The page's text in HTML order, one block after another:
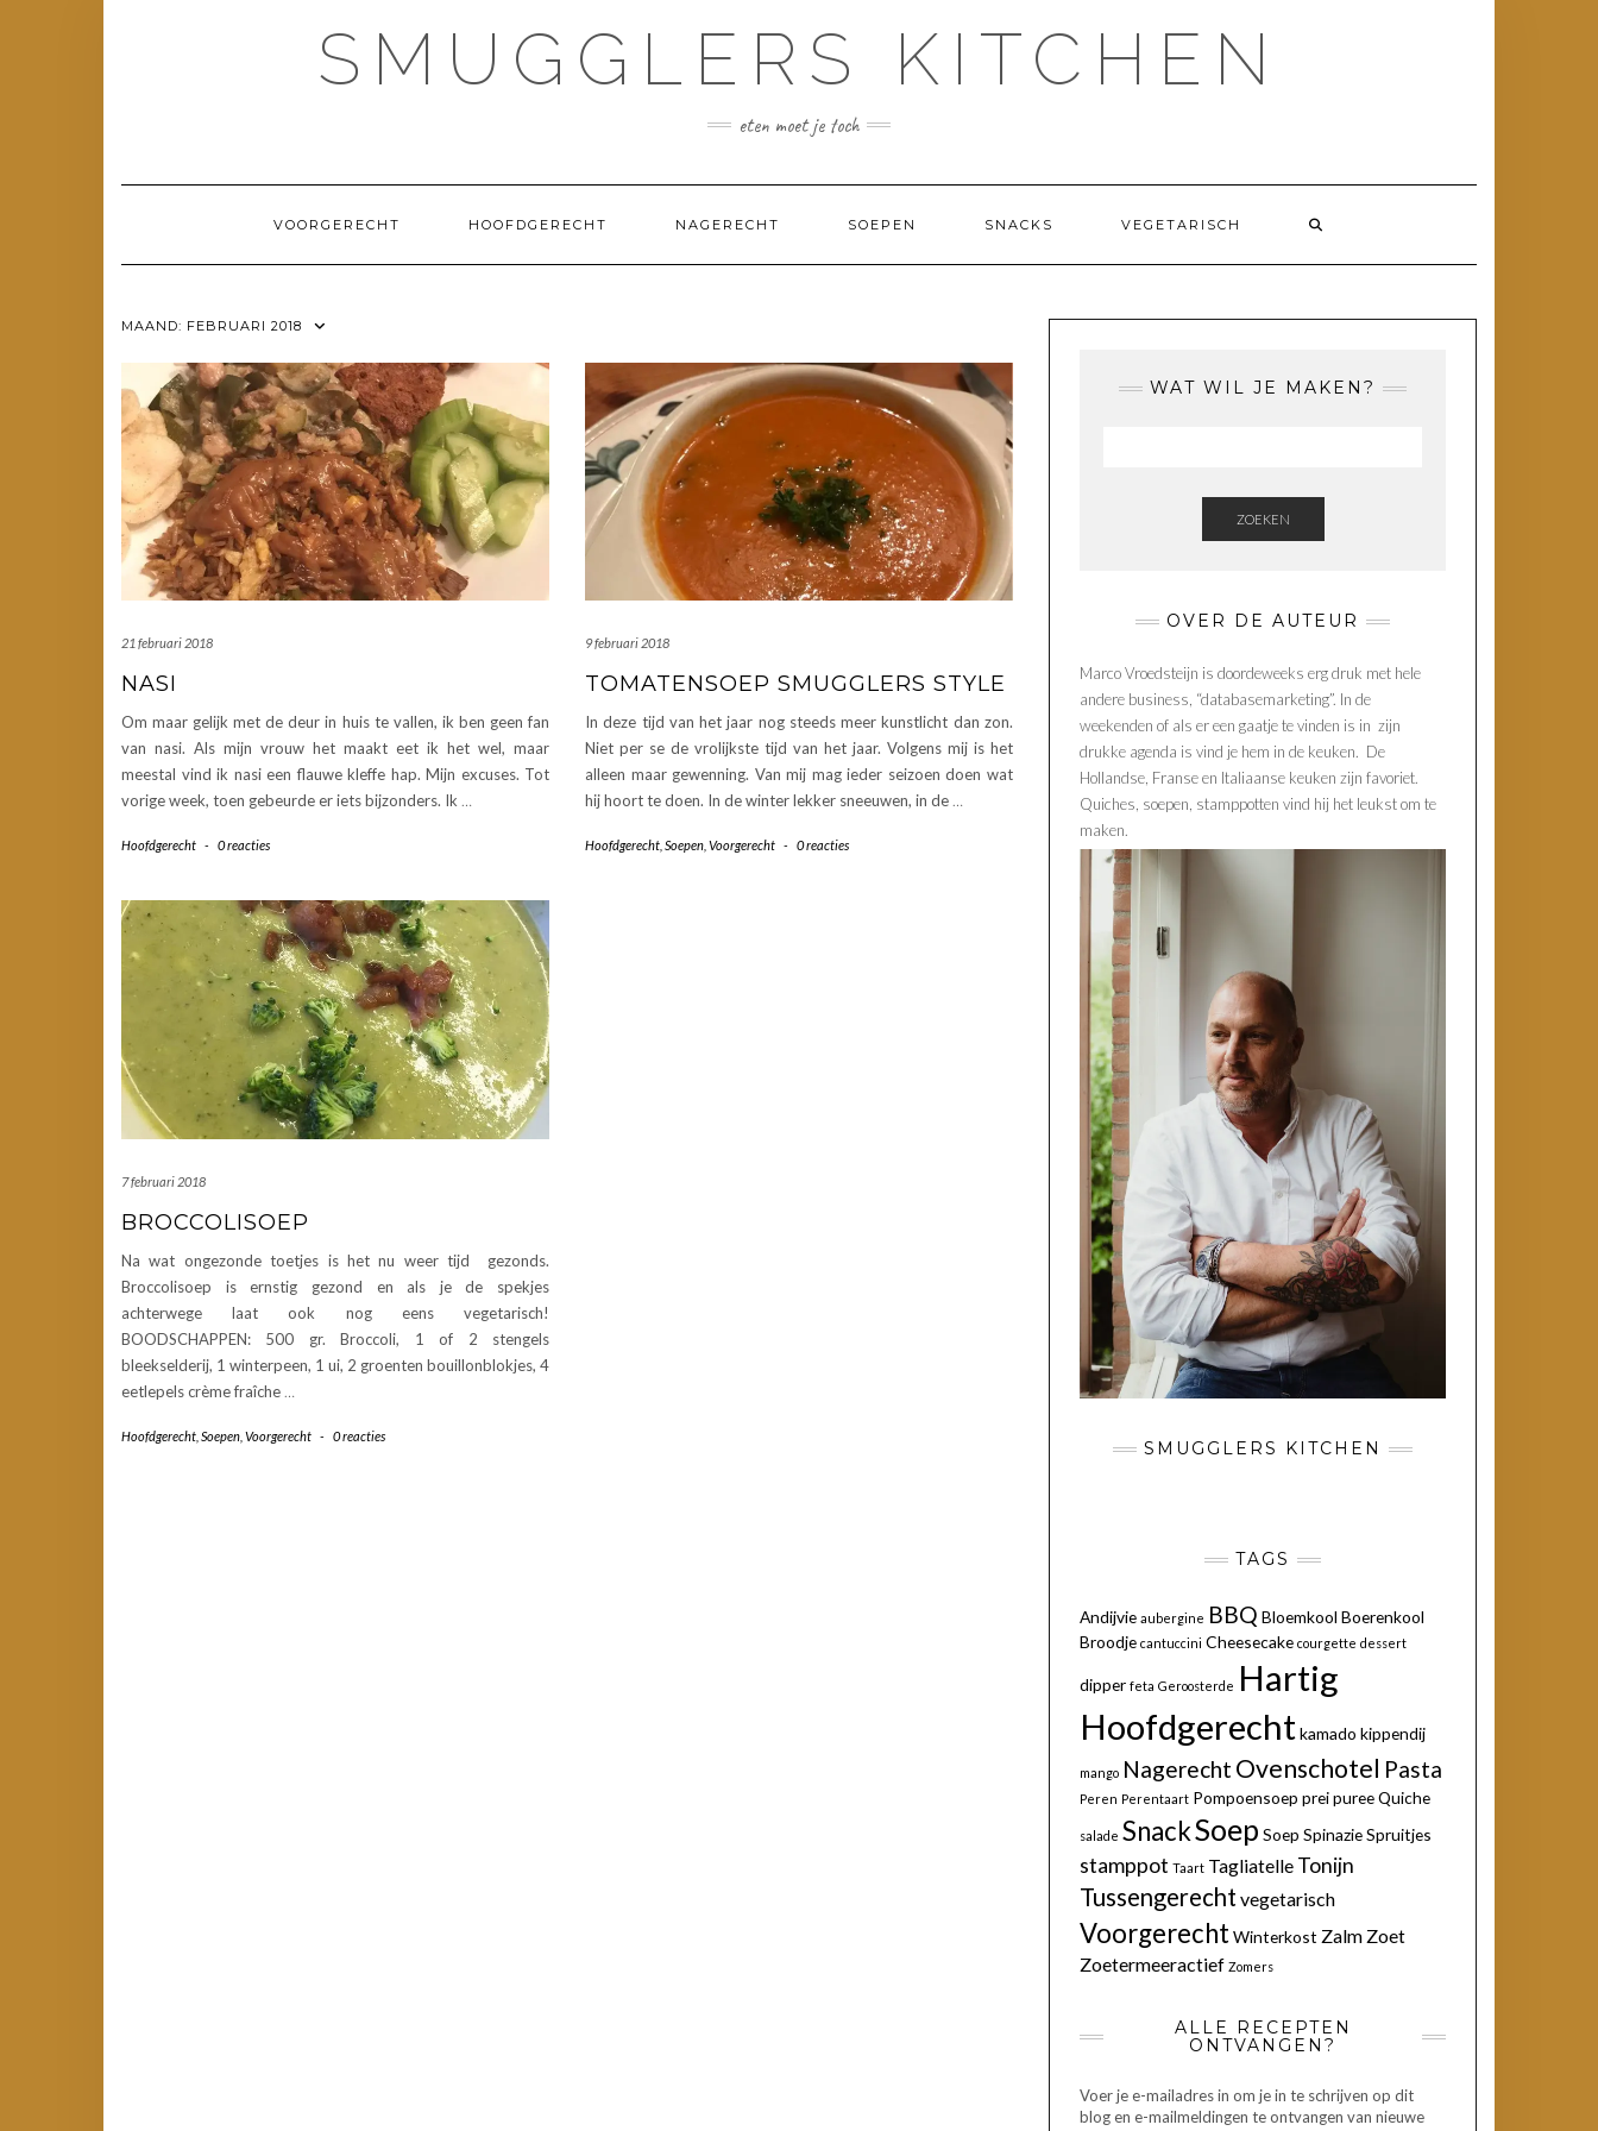
SMUGGLERS KITCHEN
eten moet je toch
VOORGERECHT HOOFDGERECHT NAGERECHT SOEPEN SNACKS VEGETARISCH
MAAND: FEBRUARI 2018
21 februari 2018
NASI
Om maar gelijk met de deur in huis te vallen, ik ben geen fan
van nasi. Als mijn vrouw het maakt eet ik het wel, maar
meestal vind ik nasi een flauwe kleffe hap. Mijn excuses. Tot
vorige week, toen gebeurde er iets bijzonders. Ik …
Hoofdgerecht - 0 reacties
9 februari 2018
TOMATENSOEP SMUGGLERS STYLE
In deze tijd van het jaar nog steeds meer kunstlicht dan zon.
Niet per se de vrolijkste tijd van het jaar. Volgens mij is het
alleen maar gewenning. Van mij mag ieder seizoen doen wat
hij hoort te doen. In de winter lekker sneeuwen, in de …
Hoofdgerecht Soepen Voorgerecht - 0 reacties
7 februari 2018
BROCCOLISOEP
Na wat ongezonde toetjes is het nu weer tijd gezonds.
Broccolisoep is ernstig gezond en als je de spekjes
achterwege laat ook nog eens vegetarisch!
BOODSCHAPPEN: 500 gr. Broccoli, 1 of 2 stengels
bleekselderij, 1 winterpeen, 1 ui, 2 groenten bouillonblokjes, 4
eetlepels crème fraîche …
Hoofdgerecht Soepen Voorgerecht - 0 reacties
WAT WIL JE MAKEN?
ZOEKEN
OVER DE AUTEUR
Marco Vroedsteijn is doordeweeks erg druk met hele
andere business, “databasemarketing”. In de
weekenden of als er een gaatje te vinden is in zijn
drukke agenda is vind je hem in de keuken. De
Hollandse, Franse en Italiaanse keuken zijn favoriet.
Quiches, soepen, stamppotten vind hij het leukst om te
maken.
SMUGGLERS KITCHEN
TAGS
Andijvie aubergine BBQ Bloemkool Boerenkool
Broodje cantuccini Cheesecake courgette dessert
dipper feta Geroosterde Hartig
Hoofdgerechtkamado kippendij
mango Nagerecht Ovenschotel Pasta
Peren Perentaart Pompoensoep preipureeQuiche
salade SnackSoep Soep SpinazieSpruitjes
stamppot Taart Tagliatelle Tonijn
Tussengerecht vegetarisch
VoorgerechtWinterkost Zalm Zoet
Zoetermeeractief Zomers
ALLE RECEPTEN
ONTVANGEN?
Voer je e-mailadres in om je in te schrijven op dit
blog en e-mailmeldingen te ontvangen van nieuwe